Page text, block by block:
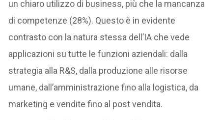
un chiaro utilizzo di business, più che la mancanza
di competenze (28%). Questo è in evidente
contrasto con la natura stessa dell’IA che vede
applicazioni su tutte le funzioni aziendali: dalla
strategia alla R&S, dalla produzione alle risorse
umane, dall’amministrazione fino alla logistica, da
marketing e vendite fino al post vendita.